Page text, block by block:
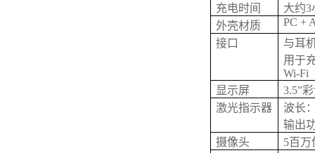
充电时间
大约3
外壳材质
PC +
接口
与耳
用于
Wi-Fi
显示屏
3.5”
激光指示器
波长
输出
摄像头
5百万